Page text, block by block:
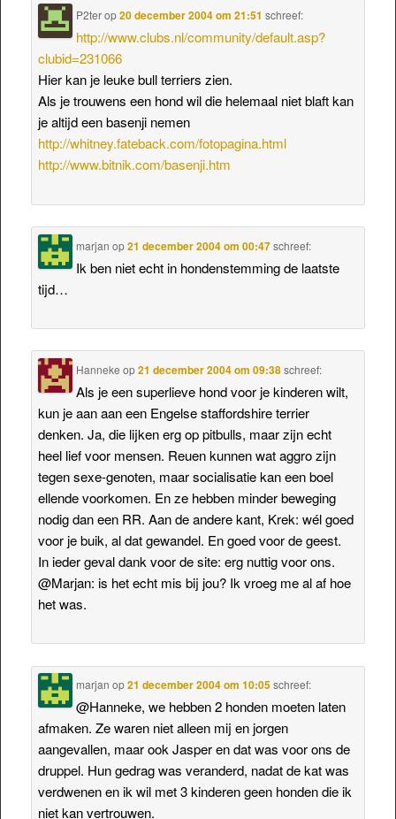
P2terop20 december 2004 om 21:51 schreef:
http://www.clubs.nl/community/default.asp?
clubid=231066
Hier kan je leuke bull terriers zien.
Als je trouwens een hond wil die helemaal niet blaft kan
je altijd een basenji nemen
http://whitney.fateback.com/fotopagina.html
http://www.bitnik.com/basenji.htm
marjan op21 december 2004 om 00:47 schreef:
Ik ben niet echt in hondenstemming de laatste
tijd…
Hanneke op21 december 2004 om 09:38 schreef:
Als je een superlieve hond voor je kinderen wilt,
kun je aan aan een Engelse staffordshire terrier
denken. Ja, die lijken erg op pitbulls, maar zijn echt
heel lief voor mensen. Reuen kunnen wat aggro zijn
tegen sexe-genoten, maar socialisatie kan een boel
ellende voorkomen. En ze hebben minder beweging
nodig dan een RR. Aan de andere kant, Krek: wél goed
voor je buik, al dat gewandel. En goed voor de geest.
In ieder geval dank voor de site: erg nuttig voor ons.
@Marjan: is het echt mis bij jou? Ik vroeg me al af hoe
het was.
marjan op21 december 2004 om 10:05 schreef:
@Hanneke, we hebben 2 honden moeten laten
afmaken. Ze waren niet alleen mij en jorgen
aangevallen, maar ook Jasper en dat was voor ons de
druppel. Hun gedrag was veranderd, nadat de kat was
verdwenen en ik wil met 3 kinderen geen honden die ik
niet kan vertrouwen.